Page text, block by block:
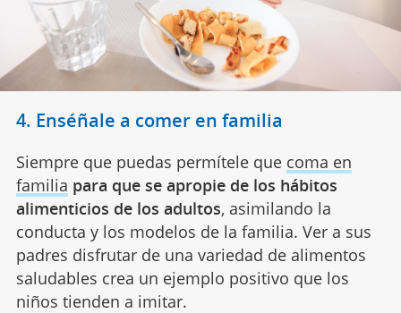
4. Enséñale a comer en familia
Siempre que puedas permítele que coma en
familia para que se apropie de los hábitos
alimenticios de los adultos, asimilando la
conducta y los modelos de la familia. Ver a sus
padres disfrutar de una variedad de alimentos
saludables crea un ejemplo positivo que los
niños tienden a imitar.